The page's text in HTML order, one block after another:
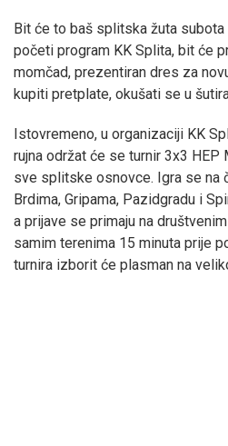
Bit će to baš splitska žuta subota
početi program KK Splita, bit će
momčad, prezentiran dres za
kupiti pretplate, okušati se u
Istovremeno, u organizaciji KK
rujna održat će se turnir 3x3 HEP
sve splitske osnovce. Igra se na
Brdima, Gripama, Pazidgradu i
a prijave se primaju na
samim terenima 15 minuta prije
turnira izborit će plasman na